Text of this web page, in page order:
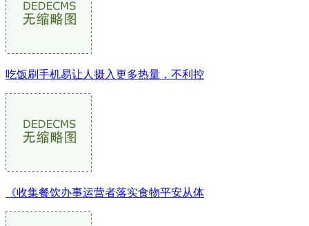
吃饭刷手机易让人摄入更多热量，不利控
《收集餐饮办事运营者落实食物平安从体